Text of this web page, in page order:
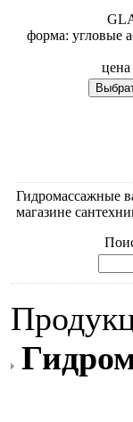
форма: угловые
цена
Гидромассажные
магазине